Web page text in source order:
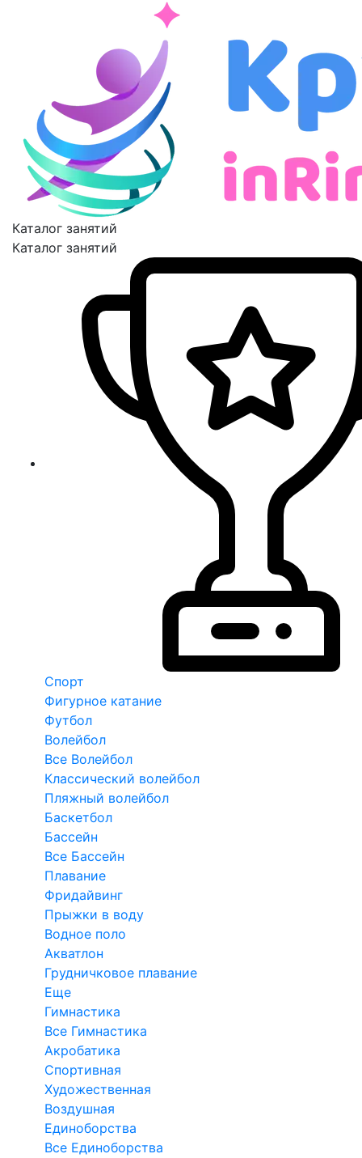
Каталог занятий
Каталог занятий
Спорт
Фигурное катание
Футбол
Волейбол
Все Волейбол
Классический волейбол
Пляжный волейбол
Баскетбол
Бассейн
Все Бассейн
Плавание
Фридайвинг
Прыжки в воду
Водное поло
Акватлон
Грудничковое плавание
Еще
Гимнастика
Все Гимнастика
Акробатика
Спортивная
Художественная
Воздушная
Единоборства
Все Единоборства